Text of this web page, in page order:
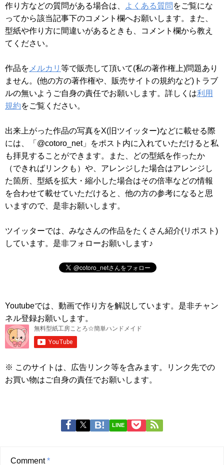
作り方などの質問がある場合は、 よくある質問 をご覧にな
ってから該当記事下のコメント欄へお願いします。また、
型紙や作り方に間違いがあるときも、コメント欄から教え
てください。
作品を メルカリ 等で販売して頂いて(私の著作権上)問題あり
ません。(他の方の著作権や、販売サイトの規約など)トラブ
ルの無いようご自身の責任でお願いします。詳しくは利用
規約をご覧ください。
出来上がった作品の写真をX(旧ツイッター)などに載せる際
には、「@cotoro_net」をポスト内に入れていただけると私
も拝見することができます。また、どの型紙を作ったか
（できればリンクも）や、アレンジした場合はアレンジし
た箇所、型紙を拡大・縮小した場合はその倍率などの情報
を合わせて載せていただけると、他の方の参考になると思
いますので、是非お願いします。
ツイッターでは、みなさんの作品をたくさん紹介(リポスト)
しています。是非フォローお願いします♪
Youtubeでは、動画で作り方を解説しています。是非チャン
ネル登録お願いします。
※ このサイトは、広告リンク等を含みます。リンク先での
お買い物はご自身の責任でお願いします。
LINE
Comment*